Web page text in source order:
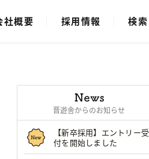
社概要 採用情報 検索
晋遊舎からのお知らせ
【新卒採用】エントリー受
付を開始しました